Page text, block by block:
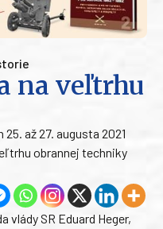
na veľtrhu
až 27. augusta 2021
obrannej techniky
SR Eduard Heger,